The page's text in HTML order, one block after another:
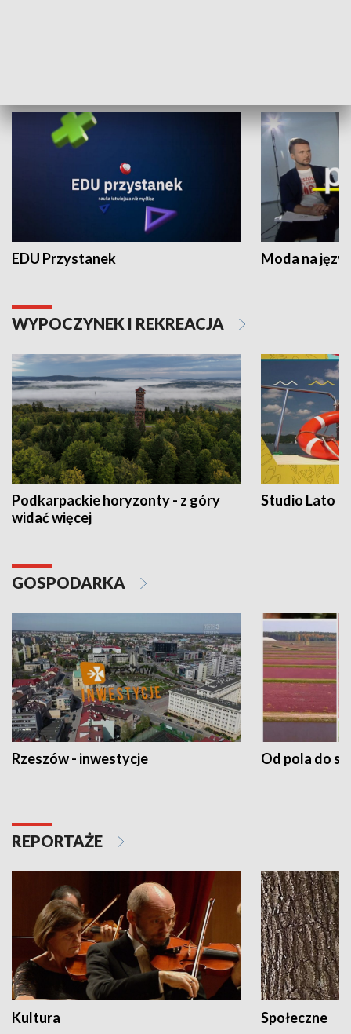
EDU Przystanek Moda na
WYPOCZYNEK I REKREACJA
Podkarpackie horyzonty - z góry
widać więcej
Studio Lato
GOSPODARKA
Rzeszów - inwestycje Od pola do
REPORTAŻE
Kultura Społeczne